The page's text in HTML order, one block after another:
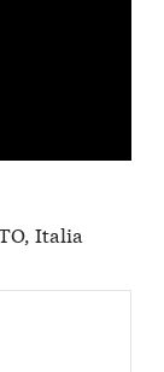
Italia